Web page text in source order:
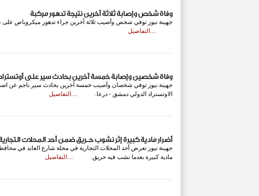
وفاة شخص وإصابة ثلاثة آخرين نتيجة تدهور مركبة
جهينة نيوز توفي شخص وأصيب ثلاثة آخرين جراء تدهور ميكروباص
....التفاصيل
وفاة شخصين وإصابة خمسة آخرين بحادث سير على
جهينة نيوز توفي شخصان وأصيب خمسة آخرين بحادث سير ناجم عن
الاوتستراد الدولي دمشق - درعا. ....التفاصيل
أضرار مادية كبيرة إثر نشوب حـريق ضمن أحد المحلات
جهينة نيوز تعرض أحد المحلات التجارية في محلة شارع العابد في
مادية كبيرة بعدما نشب فيه حريق. ....التفاصيل